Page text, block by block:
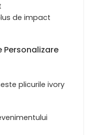
de impact
Personalizare
plicurile ivory